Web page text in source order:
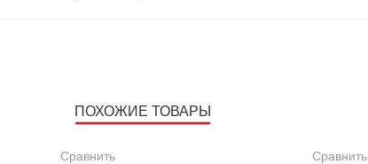
ПОХОЖИЕ ТОВАРЫ
Сравнить Сравнить